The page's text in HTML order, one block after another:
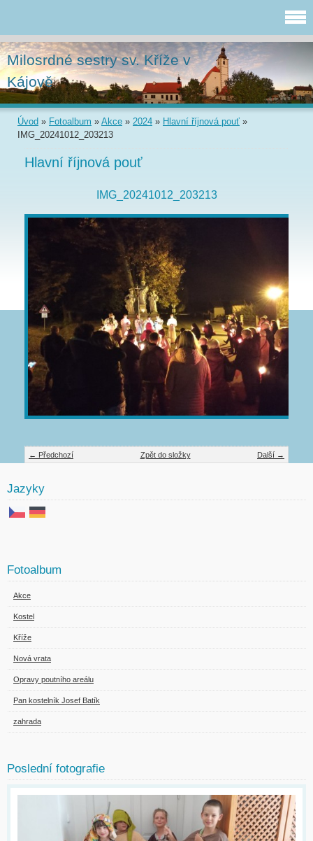
Milosrdné sestry sv. Kříže v
Kájově
Úvod » Fotoalbum » Akce » 2024 » Hlavní říjnová pouť »
IMG_20241012_203213
Hlavní říjnová pouť
IMG_20241012_203213
← Předchozí Další →
Zpět do složky
Jazyky
Fotoalbum
Akce
Kostel
Kříže
Nová vrata
Opravy poutního areálu
Pan kostelník Josef Batík
zahrada
Poslední fotografie